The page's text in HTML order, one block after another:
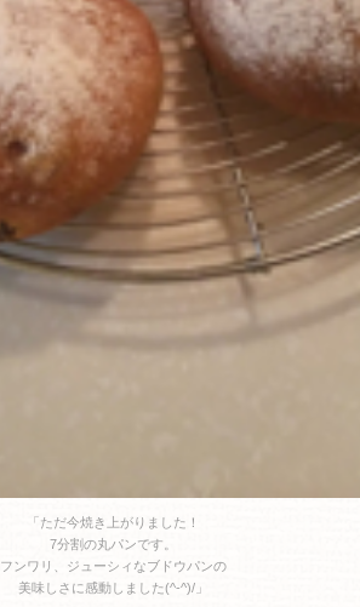
「ただ今焼き上がりました！
7分割の丸パンです。
フンワリ、ジューシィなブドウパンの
美味しさに感動しました(^-^)/」